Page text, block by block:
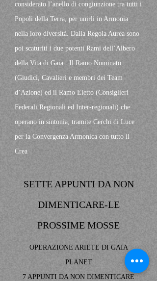
considerato l’anello di congiunzione tra tutti i
Popoli della Terra, per unirli in Armonia
nella loro diversità. Dalla Regola Aurea sono
poi scaturiti i due potenti Rami dell’Albero
della Vita di Gaia : Il Ramo Nominato
(Giudici, Cavalieri e membri dei Team
d’Azione) ed il Ramo Eletto (Consiglieri
Federali Regionali ed Inter-regionali) che
operano in sintonia, tramite Cerchi di Luce
per la Convergenza Armonica con tutto il
Crea
SETTE APPUNTI DA NON
DIMENTICARE-LE
PROSSIME MOSSE
OPERAZIONE ARIETE DI GAIA
PLANET
7 APPUNTI DA NON DIMENTICARE